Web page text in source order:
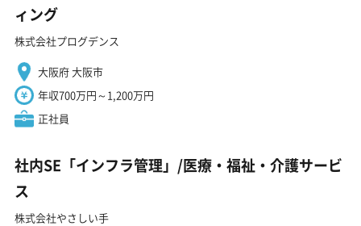
ィング
株式会社プログデンス
大阪府 大阪市
年収700万円～1,200万円
正社員
社内SE「インフラ管理」/医療・福祉・介護サービ
ス
株式会社やさしい手